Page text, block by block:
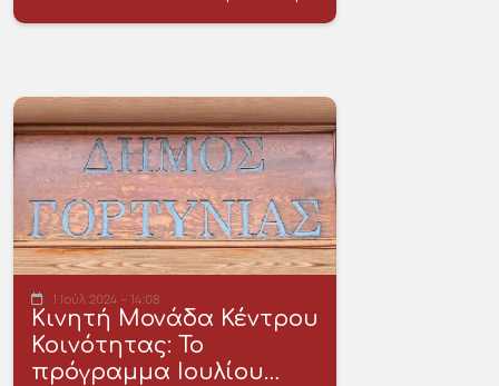
1 Ιούλ 2024 - 14:08
Κινητή Μονάδα Κέντρου
Κοινότητας: Το
πρόγραμμα Ιουλίου…